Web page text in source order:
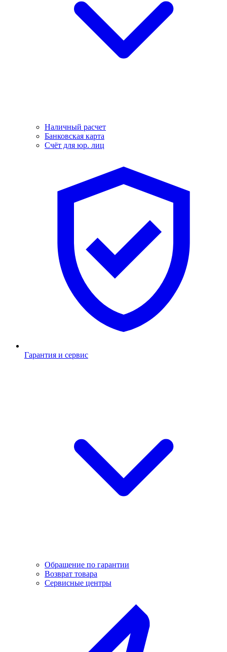
Наличный расчет
Банковская карта
Счёт для юр. лиц
Гарантия и сервис
Обращение по гарантии
Возврат товара
Сервисные центры